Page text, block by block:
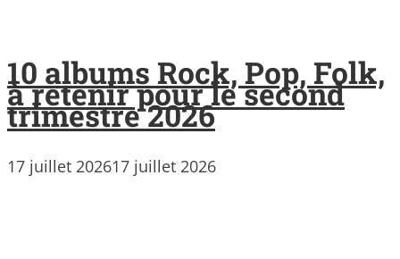
10 albums Rock, Pop, Folk,
à retenir pour le second
trimestre 2026
17 juillet 202617 juillet 2026